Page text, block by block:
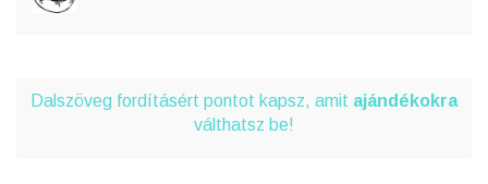
Dalszöveg fordításért pontot kapsz, amit ajándékokra
válthatsz be!